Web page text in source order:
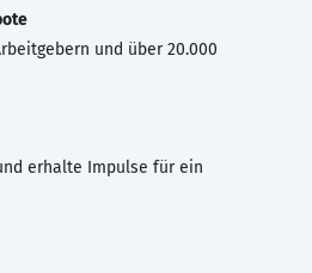
und über 20.000
erhalte Impulse für ein